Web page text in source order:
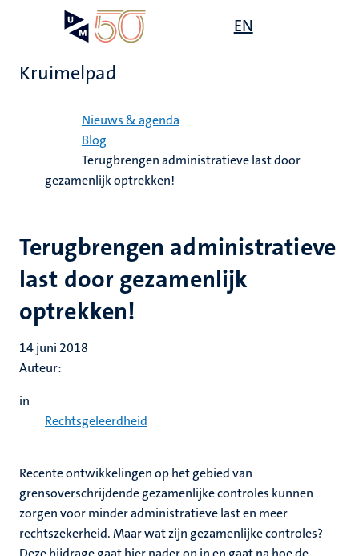
EN
Kruimelpad
Nieuws & agenda
Blog
Terugbrengen administratieve last door
gezamenlijk optrekken!
Terugbrengen administratieve
last door gezamenlijk
optrekken!
14 juni 2018
Auteur:
in
Rechtsgeleerdheid
Recente ontwikkelingen op het gebied van
grensoverschrijdende gezamenlijke controles kunnen
zorgen voor minder administratieve last en meer
rechtszekerheid. Maar wat zijn gezamenlijke controles?